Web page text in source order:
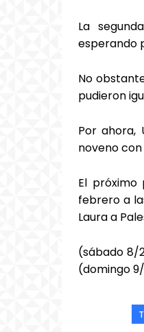
La
esperando
No
pudieron
Por ahora,
noveno con
El
febrero a
Laura a
(sábado 8/
(domingo